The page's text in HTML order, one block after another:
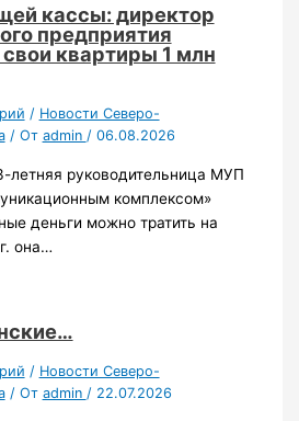
кассы: директор
предприятия
квартиры 1 млн
/ Новости Северо-
/ От admin / 06.08.2026
летняя руководительница МУП
комплексом»
деньги можно тратить на
она…
/ Новости Северо-
/ От admin / 22.07.2026